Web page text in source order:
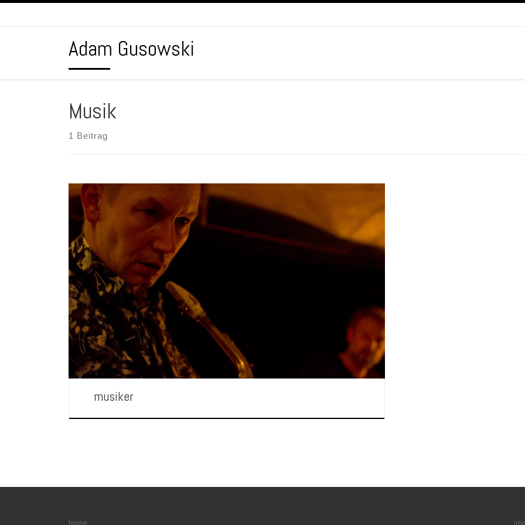
Adam Gusowski
Musik
1 Beitrag
Zbigniew Stanula war in meiner Jugend mein erster und einziger Saxofonlehrer. Er sagte
über mich, ich sei ehrgeizig. In Musiklehrersprache heisst es so viel, wie wenig talentiert
aber sehr engagiert. Ja, das stimmt auch. Aber ich bin bis heute so. Das Ergebnis: ich
spiele Saxofon in meiner eigenen Sprache, mit […]
musiker
home